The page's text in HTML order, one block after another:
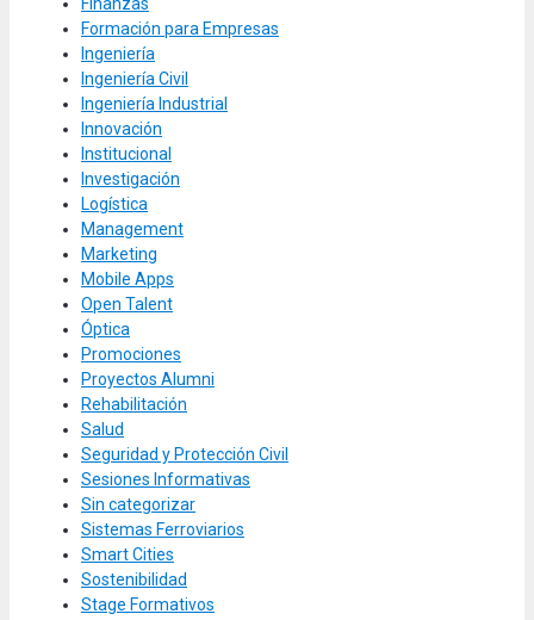
Finanzas
Formación para Empresas
Ingeniería
Ingeniería Civil
Ingeniería Industrial
Innovación
Institucional
Investigación
Logística
Management
Marketing
Mobile Apps
Open Talent
Óptica
Promociones
Proyectos Alumni
Rehabilitación
Salud
Seguridad y Protección Civil
Sesiones Informativas
Sin categorizar
Sistemas Ferroviarios
Smart Cities
Sostenibilidad
Stage Formativos